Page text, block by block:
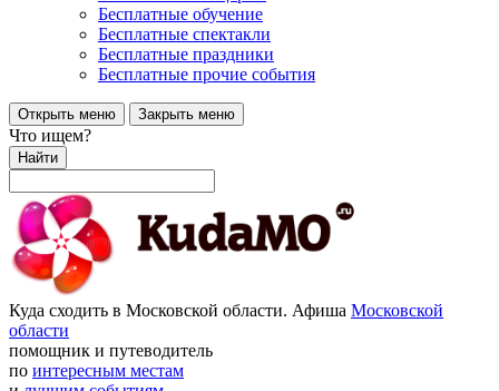
Бесплатные обучение
Бесплатные спектакли
Бесплатные праздники
Бесплатные прочие события
Открыть меню Закрыть меню
Что ищем?
Найти
Куда сходить в Московской области. Афиша Московской
области
помощник и путеводитель
по интересным местам